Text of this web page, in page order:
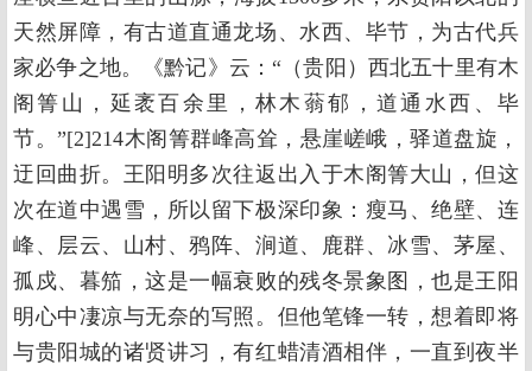
天然屏障，有古道直通龙场、水西、毕节，为古代兵
家必争之地。《黔记》云：“（贵阳）西北五十里有木
阁箐山，延袤百余里，林木蓊郁，道通水西、毕
节。”[2]214木阁箐群峰高耸，悬崖嵯峨，驿道盘旋，
迂回曲折。王阳明多次往返出入于木阁箐大山，但这
次在道中遇雪，所以留下极深印象：瘦马、绝壁、连
峰、层云、山村、鸦阵、涧道、鹿群、冰雪、茅屋、
孤戍、暮笳，这是一幅衰败的残冬景象图，也是王阳
明心中凄凉与无奈的写照。但他笔锋一转，想着即将
与贵阳城的诸贤讲习，有红蜡清酒相伴，一直到夜半